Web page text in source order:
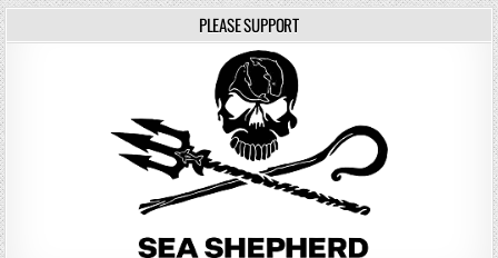
PLEASE SUPPORT